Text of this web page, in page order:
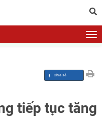
tiếp tục tăng